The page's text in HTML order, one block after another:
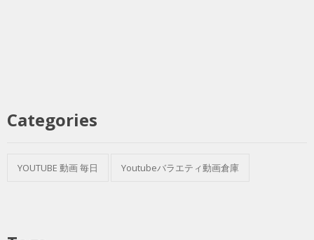
Categories
YOUTUBE 動画 毎日 Youtubeバラエティ動画倉庫